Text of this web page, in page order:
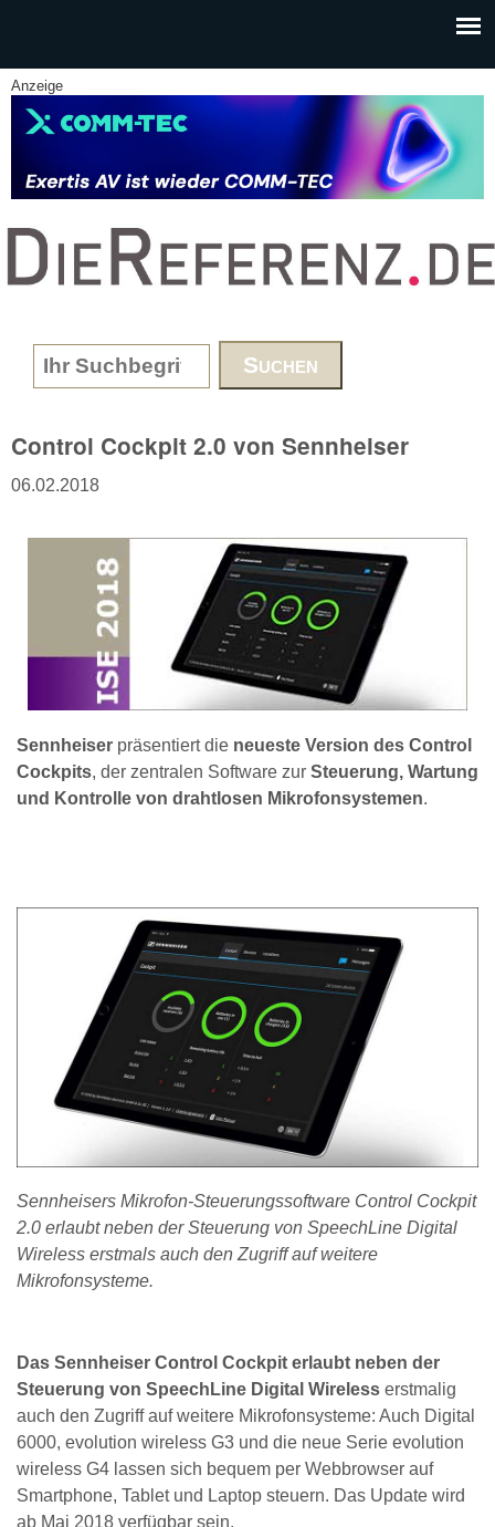
Anzeige
www.DieReferenz.de
Search form
Control Cockpit 2.0 von Sennheiser
06.02.2018
Sennheiser präsentiert die neueste Version des Control
Cockpits, der zentralen Software zur Steuerung, Wartung
und Kontrolle von drahtlosen Mikrofonsystemen.
Sennheisers Mikrofon-Steuerungssoftware Control Cockpit
2.0 erlaubt neben der Steuerung von SpeechLine Digital
Wireless erstmals auch den Zugriff auf weitere
Mikrofonsysteme.
Das Sennheiser Control Cockpit erlaubt neben der
Steuerung von SpeechLine Digital Wireless erstmalig
auch den Zugriff auf weitere Mikrofonsysteme: Auch Digital
6000, evolution wireless G3 und die neue Serie evolution
wireless G4 lassen sich bequem per Webbrowser auf
Smartphone, Tablet und Laptop steuern. Das Update wird
ab Mai 2018 verfügbar sein.